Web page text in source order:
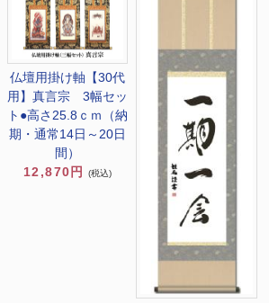
仏壇用掛け軸【30代
用】真言宗 3幅セッ
ト●高さ25.8ｃｍ（納
期・通常14日～20日
間）
12,870円
(税込)